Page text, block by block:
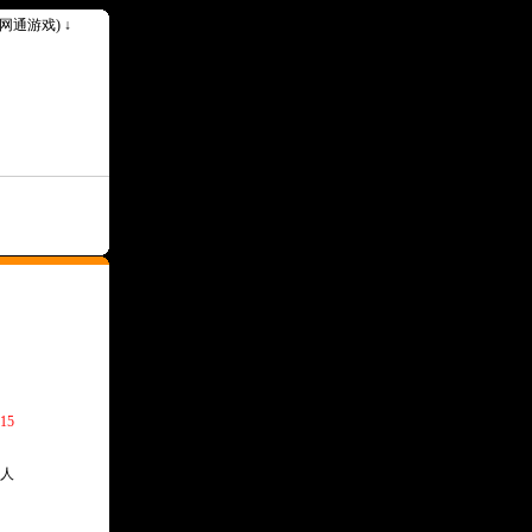
通游戏) ↓